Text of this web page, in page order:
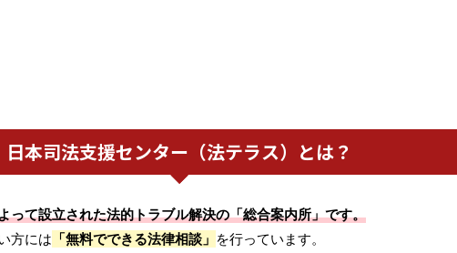
日本司法支援センター（法テラス）とは？
って設立された法的トラブル解決の「総合案内所」です。
方には 「無料でできる法律相談」 を行っています。